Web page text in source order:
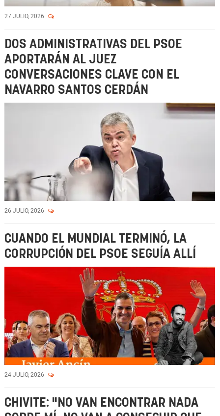
27 JULIO, 2026
DOS ADMINISTRATIVAS DEL PSOE
APORTARÁN AL JUEZ
CONVERSACIONES CLAVE CON EL
NAVARRO SANTOS CERDÁN
26 JULIO, 2026
CUANDO EL MUNDIAL TERMINÓ, LA
CORRUPCIÓN DEL PSOE SEGUÍA ALLÍ
24 JULIO, 2026
CHIVITE: "NO VAN ENCONTRAR NADA